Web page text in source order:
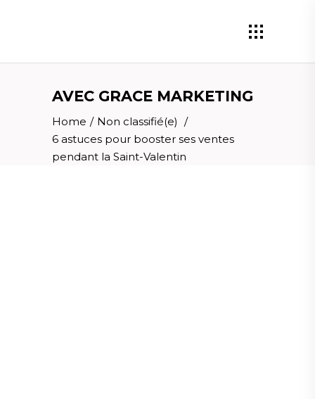
AVEC GRACE MARKETING
Home / Non classifié(e) /
6 astuces pour booster ses ventes
pendant la Saint-Valentin